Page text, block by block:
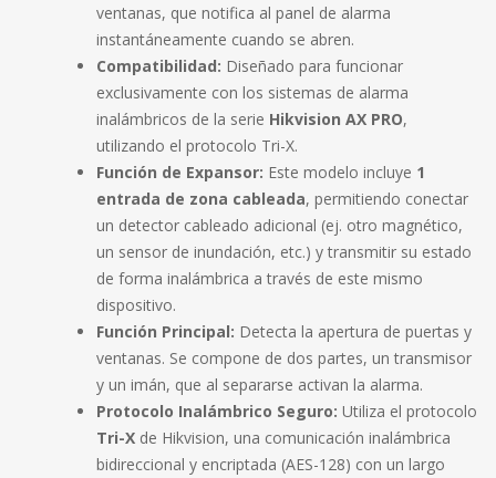
ventanas, que notifica al panel de alarma
instantáneamente cuando se abren.
Compatibilidad: Diseñado para funcionar
exclusivamente con los sistemas de alarma
inalámbricos de la serie Hikvision AX PRO,
utilizando el protocolo Tri-X.
Función de Expansor: Este modelo incluye 1
entrada de zona cableada, permitiendo conectar
un detector cableado adicional (ej. otro magnético,
un sensor de inundación, etc.) y transmitir su estado
de forma inalámbrica a través de este mismo
dispositivo.
Función Principal: Detecta la apertura de puertas y
ventanas. Se compone de dos partes, un transmisor
y un imán, que al separarse activan la alarma.
Protocolo Inalámbrico Seguro: Utiliza el protocolo
Tri-X de Hikvision, una comunicación inalámbrica
bidireccional y encriptada (AES-128) con un largo